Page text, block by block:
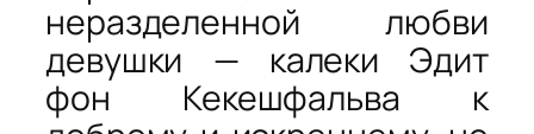
неразделенной любви
девушки — калеки Эдит
фон Кекешфальва к